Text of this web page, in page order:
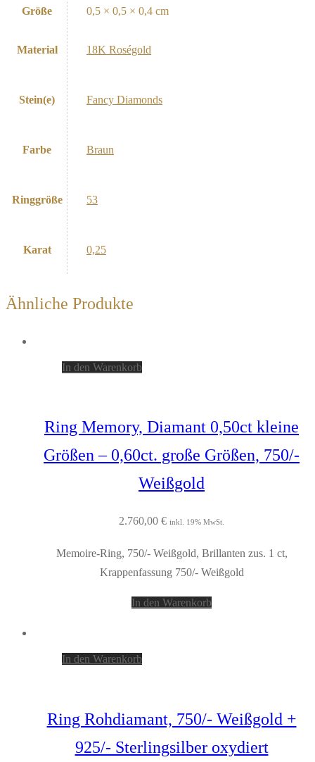
Größe 0,5 × 0,5 × 0,4 cm
Material 18K Roségold
Stein(e) Fancy Diamonds
Farbe Braun
Ringgröße 53
Karat 0,25
Ähnliche Produkte
In den Warenkorb
Ring Memory, Diamant 0,50ct kleine
Größen – 0,60ct. große Größen, 750/-
Weißgold
2.760,00 € inkl. 19% MwSt.
Memoire-Ring, 750/- Weißgold, Brillanten zus. 1 ct,
Krappenfassung 750/- Weißgold
In den Warenkorb
In den Warenkorb
Ring Rohdiamant, 750/- Weißgold +
925/- Sterlingsilber oxydiert